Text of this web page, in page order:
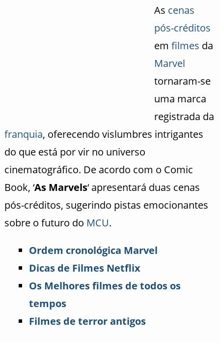
As cenas
pós-créditos
em filmes da
Marvel
tornaram-se
uma marca
registrada da
franquia, oferecendo vislumbres intrigantes
do que está por vir no universo
cinematográfico. De acordo com o Comic
Book, ‘As Marvels‘ apresentará duas cenas
pós-créditos, sugerindo pistas emocionantes
sobre o futuro do MCU.
Ordem cronológica Marvel
Dicas de Filmes Netflix
Os Melhores filmes de todos os
tempos
Filmes de terror antigos